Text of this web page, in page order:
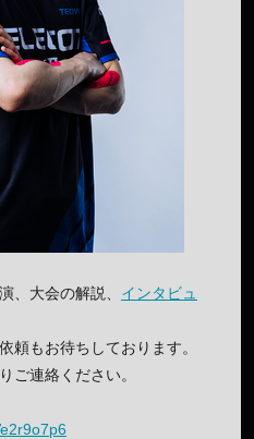
、大会の解説、 インタビュ
頼もお待ちしております。
ご連絡ください。